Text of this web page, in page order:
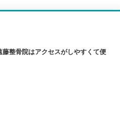
整骨院はアクセスがしやすくて便